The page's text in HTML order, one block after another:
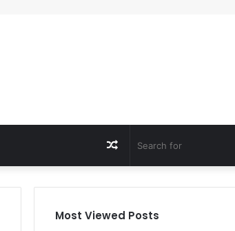
Random
Article
Most Viewed Posts